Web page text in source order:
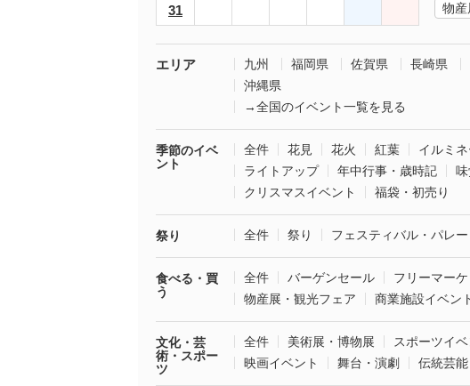
31
物産
エリア 九州 福岡県 佐賀県 長崎県
沖縄県
→全国のイベント一覧を見る
季節のイベ
ント
全件 花見 花火 紅葉 イルミ
ライトアップ
年中行事・歳時記
クリスマスイベント
福袋・初売り
祭り 全件 祭り フェスティバル・パレー
食べる・買
う
全件 バーゲンセール フリーマーケ
物産展・観光フェア
商業施設イベン
文化・芸
術・スポー
ツ
全件 美術展・博物展 スポーツイベ
映画イベント
舞台・演劇 伝統芸